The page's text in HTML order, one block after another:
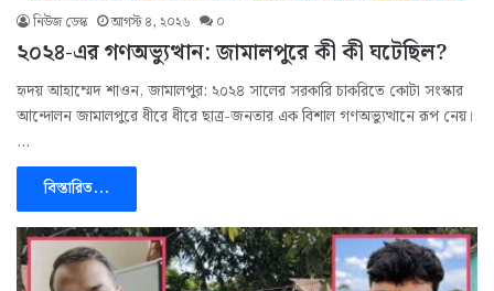
নিউজ ডেস্ক আগস্ট ৪, ২০২৬ ০
২০২৪-এর গণঅভ্যুত্থান: জামালপুরে কী কী ঘটেছিল?
হৃদয় আহাম্মেদ শাওন, জামালপুর: ২০২৪ সালের সরকারি চাকরিতে কোটা সংস্কার
আন্দোলন জামালপুরে ধীরে ধীরে ছাত্র-জনতার এক বিশাল গণঅভ্যুত্থানে রূপ নেয়।
…
বিস্তারিত...